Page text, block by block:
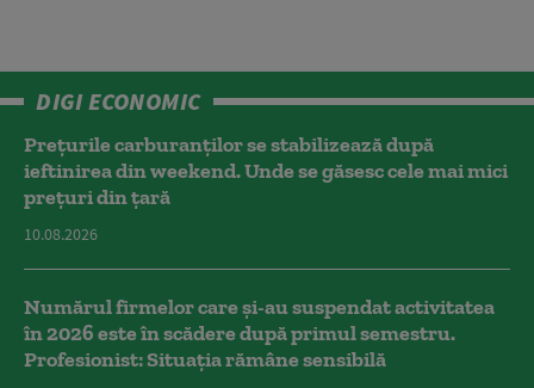
DIGI ECONOMIC
Prețurile carburanților se stabilizează după
ieftinirea din weekend. Unde se găsesc cele mai mici
prețuri din țară
10.08.2026
Numărul firmelor care și-au suspendat activitatea
în 2026 este în scădere după primul semestru.
Profesionist: Situația rămâne sensibilă